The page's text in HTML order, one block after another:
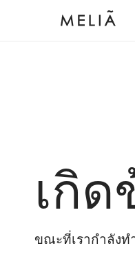
เกิ
ขณะที่เรากำลังท